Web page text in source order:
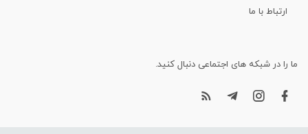
ارتباط با ما
ما را در شبکه های اجتماعی دنبال کنید.